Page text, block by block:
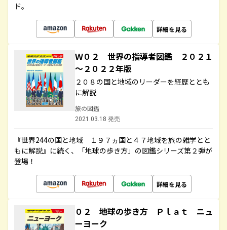
ド。
詳細を見る
Ｗ０２ 世界の指導者図鑑 ２０２１
～２０２２年版
２０８の国と地域のリーダーを経歴ととも
に解説
旅の図鑑
2021.03.18 発売
『世界244の国と地域 １９７ヵ国と４７地域を旅の雑学とと
もに解説』に続く、「地球の歩き方」の図鑑シリーズ第２弾が
登場！
詳細を見る
０２ 地球の歩き方 Ｐｌａｔ ニュ
ーヨーク